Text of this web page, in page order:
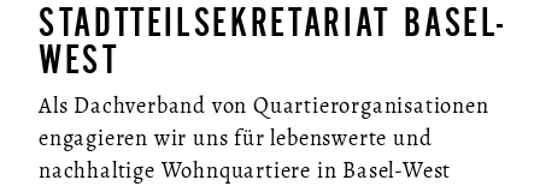
STADTTEILSEKRETARIAT BASEL-
WEST
Als Dachverband von Quartierorganisationen
engagieren wir uns für lebenswerte und
nachhaltige Wohnquartiere in Basel-West